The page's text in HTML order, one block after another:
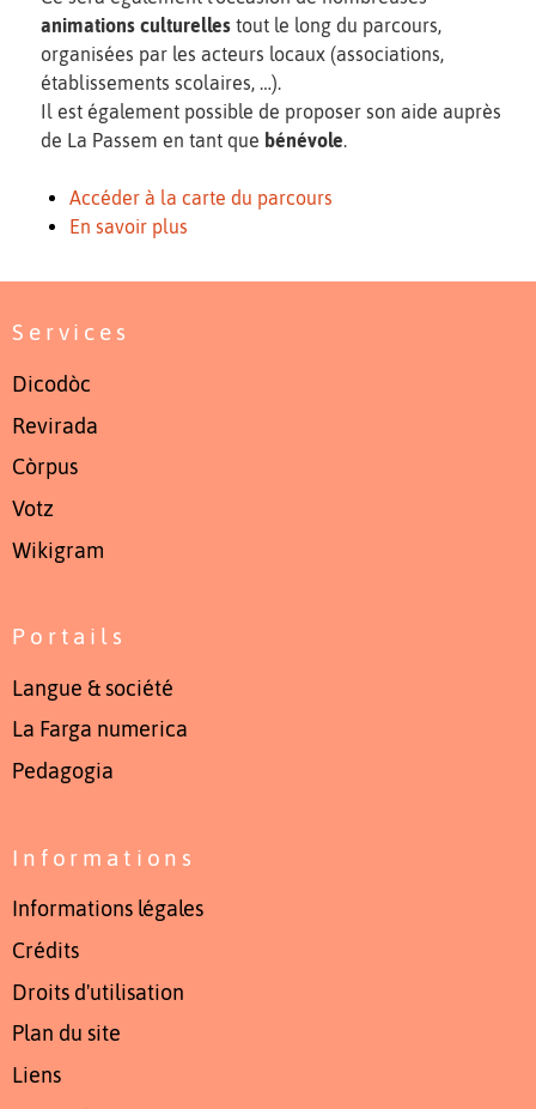
animations culturelles tout le long du parcours,
organisées par les acteurs locaux (associations,
établissements scolaires, …).
Il est également possible de proposer son aide auprès
de La Passem en tant que bénévole.
Accéder à la carte du parcours
En savoir plus
Services
Dicodòc
Revirada
Còrpus
Votz
Wikigram
Portails
Langue & société
La Farga numerica
Pedagogia
Informations
Informations légales
Crédits
Droits d'utilisation
Plan du site
Liens